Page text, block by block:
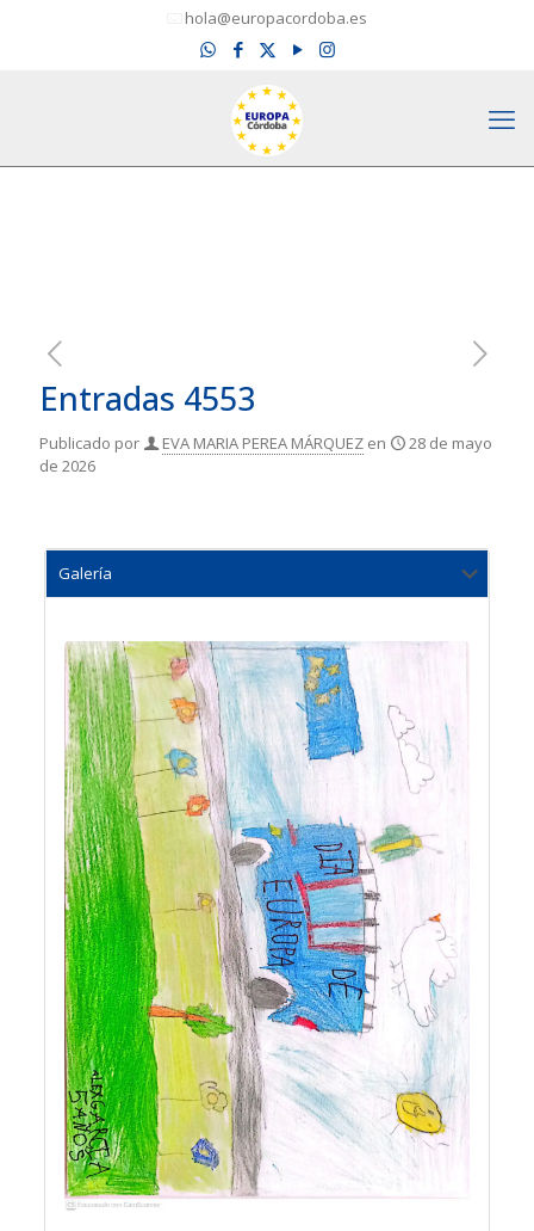
hola@europacordoba.es
Entradas 4553
Publicado por EVA MARIA PEREA MÁRQUEZ en
28 de mayo
de 2026